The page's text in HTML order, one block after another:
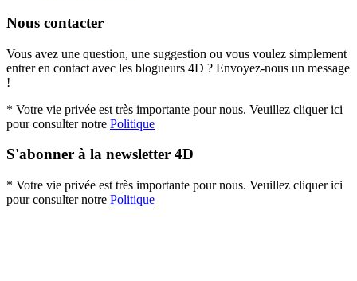
Nous contacter
Vous avez une question, une suggestion ou vous voulez simplement
entrer en contact avec les blogueurs 4D ? Envoyez-nous un message
!
* Votre vie privée est très importante pour nous. Veuillez cliquer ici
pour consulter notre Politique
S'abonner à la newsletter 4D
* Votre vie privée est très importante pour nous. Veuillez cliquer ici
pour consulter notre Politique